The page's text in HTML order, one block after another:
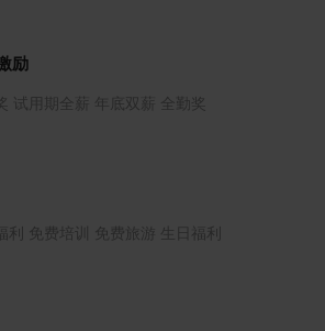
好的住宿条件，内设空调、热水器、独
日礼物，节假日礼品
励
试用期全薪 年底双薪 全勤奖
利 免费培训 免费旅游 生日福利